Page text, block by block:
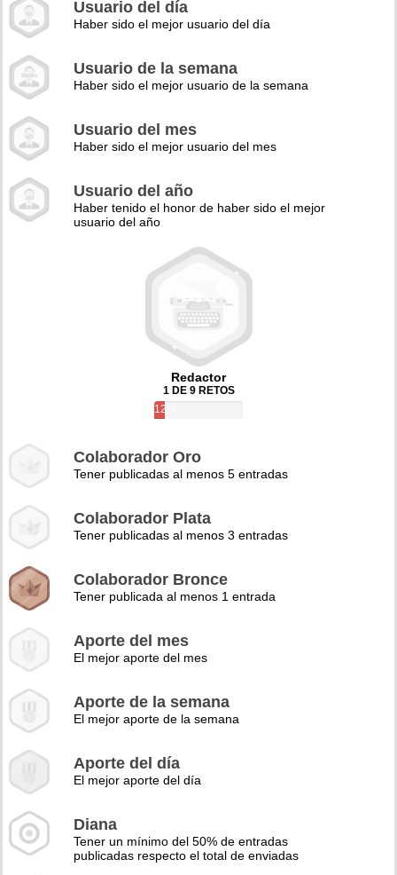
Usuario del día
Haber sido el mejor usuario del día
Usuario de la semana
Haber sido el mejor usuario de la semana
Usuario del mes
Haber sido el mejor usuario del mes
Usuario del año
Haber tenido el honor de haber sido el mejor
usuario del año
Redactor
1 DE 9 RETOS
12%
Colaborador Oro
Tener publicadas al menos 5 entradas
Colaborador Plata
Tener publicadas al menos 3 entradas
Colaborador Bronce
Tener publicada al menos 1 entrada
Aporte del mes
El mejor aporte del mes
Aporte de la semana
El mejor aporte de la semana
Aporte del día
El mejor aporte del día
Diana
Tener un mínimo del 50% de entradas
publicadas respecto el total de enviadas